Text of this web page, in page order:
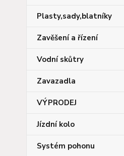
Plasty,sady,blatníky
Zavěšení a řízení
Vodní skůtry
Zavazadla
VÝPRODEJ
Jízdní kolo
Systém pohonu